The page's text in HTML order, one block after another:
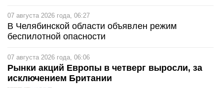
07 августа 2026 года, 06:27
В Челябинской области объявлен режим
беспилотной опасности
07 августа 2026 года, 06:06
Рынки акций Европы в четверг выросли, за
исключением Британии